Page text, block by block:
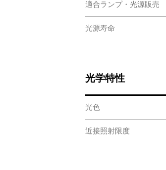
適合ランプ・光源販売
光源寿命
光学特性
光色
近接照射限度